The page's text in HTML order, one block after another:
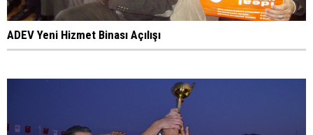
ADEV Yeni Hizmet Binası Açılışı